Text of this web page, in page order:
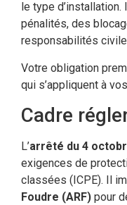
le type
pénalités, des
responsabilités
Votre obligation
qui s’appliquent à
Cadre
L’arrêté du 4
exigences de
classées (ICPE). Il
Foudre (ARF) pour